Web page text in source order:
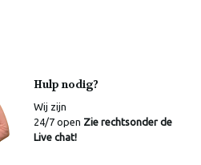
Hulp nodig?
Wij zijn
24/7 open Zie rechtsonder de
Live chat!